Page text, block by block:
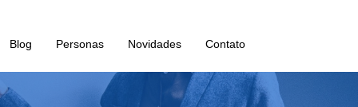
Blog Personas Novidades Contato